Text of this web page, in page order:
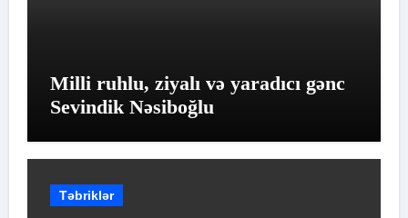
Milli ruhlu, ziyalı və yaradıcı gənc
Sevindik Nəsiboğlu
Təbriklər